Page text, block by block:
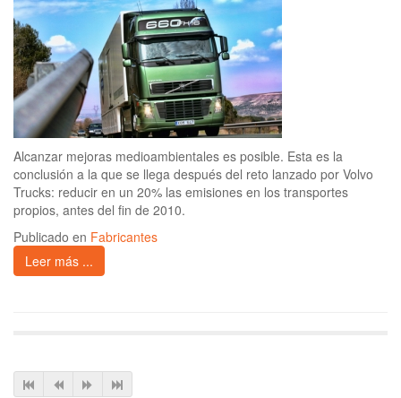
Alcanzar mejoras medioambientales es posible. Esta es la
conclusión a la que se llega después del reto lanzado por Volvo
Trucks: reducir en un 20% las emisiones en los transportes
propios, antes del fin de 2010.
Publicado en Fabricantes
Leer más ...